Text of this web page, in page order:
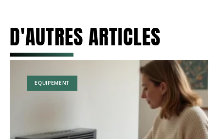
D'AUTRES ARTICLES
EQUIPEMENT